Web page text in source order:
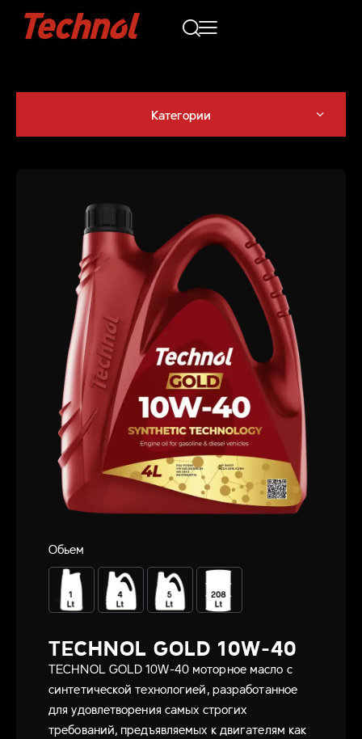
TECHNOL GOLD 10W-40
TECHNOL GOLD 10W-40 моторное масло с
синтетической технологией, разработанное
для удовлетворения самых строгих
требований, предъявляемых к двигателям как
Обьем
Категории